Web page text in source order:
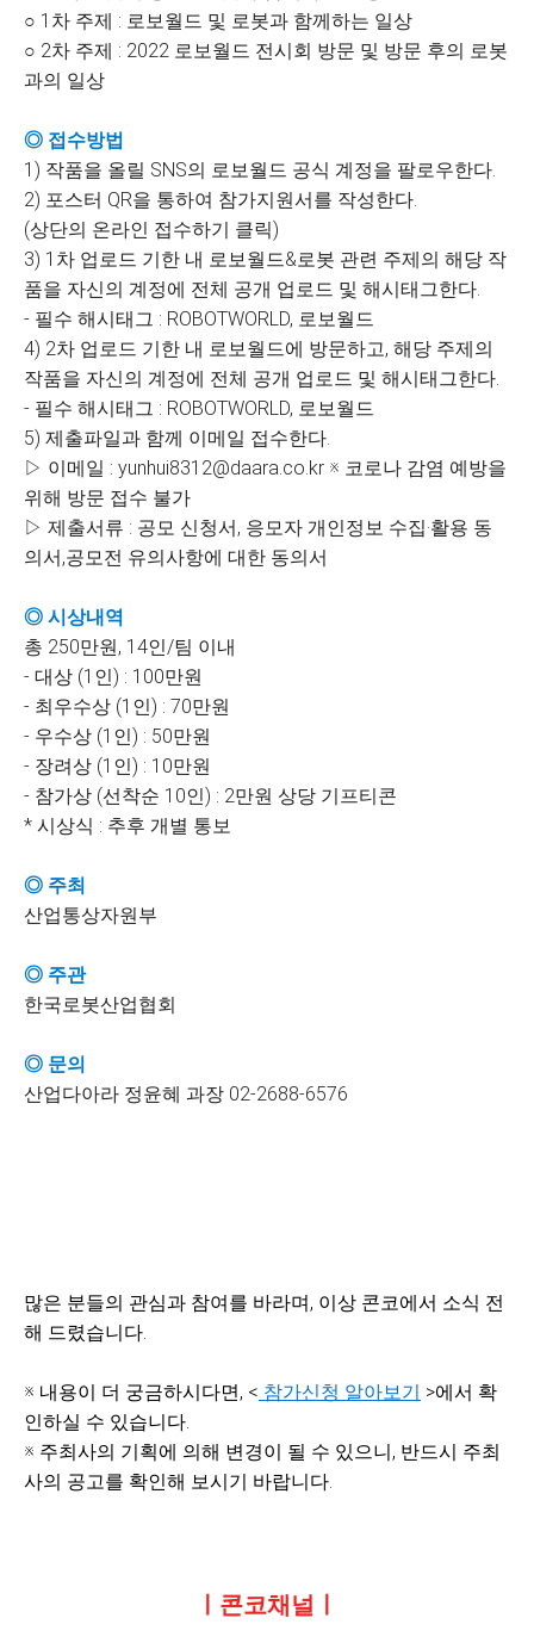
○ 1차 주제 : 로보월드 및 로봇과 함께하는 일상
○ 2차 주제 : 2022 로보월드 전시회 방문 및 방문 후의 로봇
과의 일상
◎ 접수방법
1) 작품을 올릴 SNS의 로보월드 공식 계정을 팔로우한다.
2) 포스터 QR을 통하여 참가지원서를 작성한다.
(상단의 온라인 접수하기 클릭)
3) 1차 업로드 기한 내 로보월드&로봇 관련 주제의 해당 작
품을 자신의 계정에 전체 공개 업로드 및 해시태그한다.
- 필수 해시태그 : ROBOTWORLD, 로보월드
4) 2차 업로드 기한 내 로보월드에 방문하고, 해당 주제의
작품을 자신의 계정에 전체 공개 업로드 및 해시태그한다.
- 필수 해시태그 : ROBOTWORLD, 로보월드
5) 제출파일과 함께 이메일 접수한다.
▷ 이메일 : yunhui8312@daara.co.kr ※ 코로나 감염 예방을
위해 방문 접수 불가
▷ 제출서류 : 공모 신청서, 응모자 개인정보 수집‧활용 동
의서,공모전 유의사항에 대한 동의서
◎ 시상내역
총 250만원, 14인/팀 이내
- 대상 (1인) : 100만원
- 최우수상 (1인) : 70만원
- 우수상 (1인) : 50만원
- 장려상 (1인) : 10만원
- 참가상 (선착순 10인) : 2만원 상당 기프티콘
* 시상식 : 추후 개별 통보
◎ 주최
산업통상자원부
◎ 주관
한국로봇산업협회
◎ 문의
산업다아라 정윤혜 과장 02-2688-6576
많은 분들의 관심과 참여를 바라며, 이상 콘코에서 소식 전
해 드렸습니다.
※ 내용이 더 궁금하시다면, < 참가신청 알아보기 >에서 확
인하실 수 있습니다.
※ 주최사의 기획에 의해 변경이 될 수 있으니, 반드시 주최
사의 공고를 확인해 보시기 바랍니다.
ㅣ콘코채널ㅣ